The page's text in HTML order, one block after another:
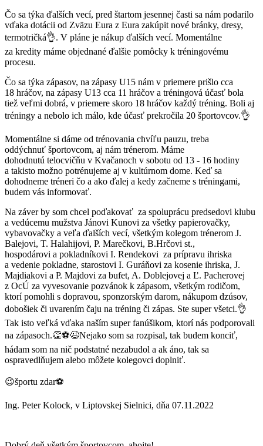
Čo sa týka ďalších vecí, pred štartom jesennej časti sa nám podarilo
vďaka dotácii od Zväzu Eura z Eura zakúpit nové bránky, dresy,
termotričká👌. V pláne je nákup ďalších vecí. Momentálne
za kredity máme objednané ďalšie pomôcky k tréningovému
procesu.
Čo sa týka zápasov, na zápasy U15 nám v priemere prišlo cca
18 hráčov, na zápasy U13 cca 11 hráčov a tréningová účasť bola
tiež veľmi dobrá, v priemere skoro 18 hráčov každý tréning. Boli aj
tréningy a nebolo ich málo, kde účasť prekročila 20 športovcov.👌
Momentálne si dáme od trénovania chvíľu pauzu, treba
oddýchnuť športovcom, aj nám trénerom. Máme
dohodnutú telocvičňu v Kvačanoch v sobotu od 13 - 16 hodiny
a takisto možno potrénujeme aj v kultúrnom dome. Keď sa
dohodneme tréneri čo a ako ďalej a kedy začneme s tréningami,
budem vás informovať.
Na záver by som chcel poďakovať za spoluprácu predsedovi klubu
a vedúcemu mužstva Jánovi Kunovi za všetky papierovačky,
vybavovačky a veľa ďalších vecí, všetkým kolegom trénerom J.
Balejovi, T. Halahijovi, P. Marečkovi, B.Hrčovi st.,
hospodárovi a pokladníkovi I. Rendekovi za prípravu ihriska
a vedenie pokladne, starostovi I. Guráňovi za kosenie ihriska, J.
Majdiakovi a P. Majdovi za bufet, A. Doblejovej a Ľ. Pacherovej
z OcÚ za vyvesovanie pozvánok k zápasom, všetkým rodičom,
ktorí pomohli s dopravou, sponzorským darom, nákupom dzúsov,
dobošiek či uvarením čaju na tréning či zápas. Ste super všetci.👌
Tak isto veľká vďaka naším super fanúšikom, ktorí nás podporovali
na zápasoch.👏⚽😉Nejako som sa rozpisal, tak budem konciť,
hádam som na nič podstatné nezabudol a ak áno, tak sa
ospravedlňujem alebo môžete kolegovci doplniť.
😉športu zdar⚽
Ing. Peter Kolock, v Liptovskej Sielnici, dňa 07.11.2022